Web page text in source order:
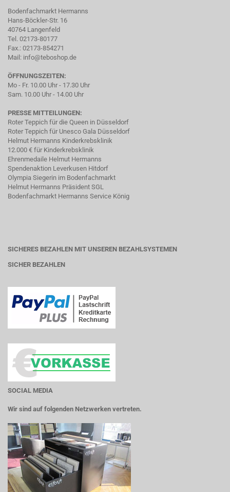
Bodenfachmarkt Hermanns
Hans-Böckler-Str. 16
40764 Langenfeld
Tel. 02173-80177
Fax.: 02173-854271
Mail: info@teboshop.de
ÖFFNUNGSZEITEN:
Mo - Fr. 10.00 Uhr - 17.30 Uhr
Sam. 10.00 Uhr - 14.00 Uhr
PRESSE MITTEILUNGEN:
Roter Teppich für die Queen in Düsseldorf
Roter Teppich für Unesco Gala Düsseldorf
Helmut Hermanns Kinderkrebsklinik
12.000 € für Kinderkrebsklinik
Ehrenmedaile Helmut Hermanns
Spendenaktion Leverkusen Hitdorf
Olympia Siegerin im Bodenfachmarkt
Helmut Hermanns Präsident SGL
Bodenfachmarkt Hermanns Service König
SICHERES BEZAHLEN MIT UNSEREN BEZAHLSYSTEMEN
SICHER BEZAHLEN
SOCIAL MEDIA
Wir sind auf folgenden Netzwerken vertreten.